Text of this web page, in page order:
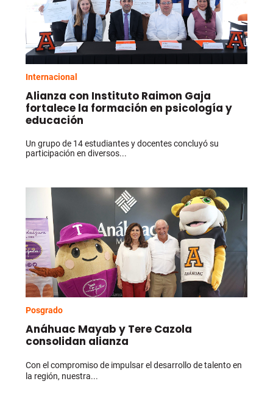
Internacional
Alianza con Instituto Raimon Gaja
fortalece la formación en psicología y
educación
Un grupo de 14 estudiantes y docentes concluyó su
participación en diversos...
Posgrado
Anáhuac Mayab y Tere Cazola
consolidan alianza
Con el compromiso de impulsar el desarrollo de talento en
la región, nuestra...